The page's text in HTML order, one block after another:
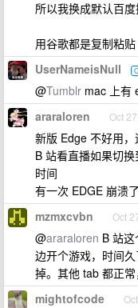
所以我换成默认百
用谷歌都是复制粘贴
UserNameisNull
@Tumblr mac 上有
araraloren Oct
新版 Edge 不好用，
B 站看直播如果切
时间
有一次 EDGE 崩溃
mzmxcvbn Oct
@araraloren B 站
边开个游戏，时间
掉。其他 tab 都正
mightofcode